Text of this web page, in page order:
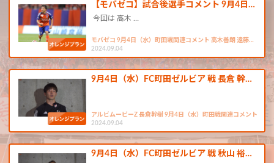
【モバゼコ】試合後選手コメント 9月4日…
今回は 高木 …
モバゼコ 9月4日（水）町田戦関連コメント 高木善朗 遠藤…
2024.09.04
9月4日（水）FC町田ゼルビア 戦 長倉 幹…
アルビムービーZ 長倉幹樹 9月4日（水）町田戦関連コメント
2024.09.04
9月4日（水）FC町田ゼルビア 戦 秋山 裕…